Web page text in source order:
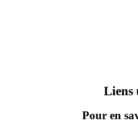
Liens
Pour en